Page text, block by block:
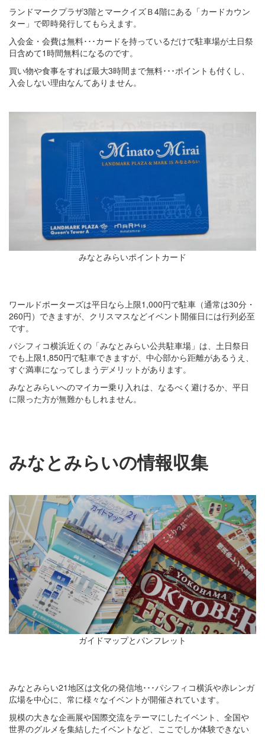
ランドマークプラザ3階とマークイズＢ4階にある「カードカウン
ター」で即時発行してもらえます。
入会金・会費は無料･･･カードを持っているだけで駐車場が土日祭
日含めて1時間無料になるのです。
買い物や食事をすれば最大3時間まで無料･･･ポイントも付くし、
入会しない理由なんてありません。
みなとみらいポイントカード
ワールドポーターズは平日なら上限1,000円で駐車（通常は30分・
260円）できますが、クリスマスなどイベント開催日には行列必至
です。
パシフィコ横浜近くの「みなとみらい公共駐車場」は、土日祭日
でも上限1,850円で駐車できますが、中心部から距離があるうえ、
すぐ満車になってしまうデメリットがあります。
みなとみらいへのマイカー乗り入れは、なるべく避けるか、平日
に限った方が無難かもしれません。
みなとみらいの情報収集
ガイドマップとパンフレット
みなとみらい21地区は文化の発信地･･･パシフィコ横浜や赤レンガ
広場を中心に、常に様々なイベントが開催されています。
規模の大きな企画展や国際交流をテーマにしたイベント、全国や
世界のグルメを集結したイベントなど、ここでしか体験できない